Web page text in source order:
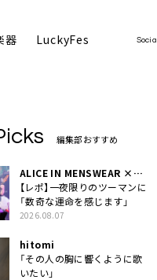
器 LuckyFes Social
編集部おすすめ
ALICE IN MENSWEAR ×
MASCHERA
【レポ】一夜限りのツーマンに
「数奇な運命を感じます」
2026.08.07
hitomi
「その人の胸に響くように歌
いたい」